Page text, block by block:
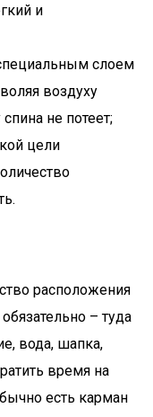
и
слоем
воздуху
не потеет;
цели
расположения
– туда
вода, шапка,
время на
есть карман